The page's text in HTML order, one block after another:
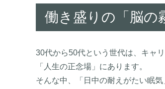
働き盛りの「脳の
30代から50代という世代は、キャ
「人生の正念場」にあります。
そんな中、「日中の耐えがたい眠